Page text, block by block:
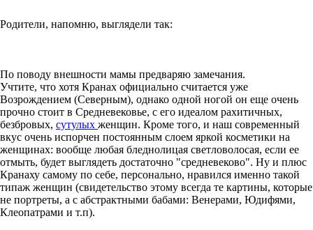
Родители, напомню, выглядели так:
По поводу внешности мамы предваряю замечания.
Учтите, что хотя Кранах официально считается уже
Возрождением (Северным), однако одной ногой он еще очень
прочно стоит в Средневековье, с его идеалом рахитичных,
безбровых, сутулых женщин. Кроме того, и наш современный
вкус очень испорчен постоянным слоем яркой косметики на
женщинах: вообще любая бледнолицая светловолосая, если ее
отмыть, будет выглядеть достаточно "средневеково". Ну и плюс
Кранаху самому по себе, персонально, нравился именно такой
типаж женщин (свидетельство этому всегда те картины, которые
не портреты, а с абстрактными бабами: Венерами, Юдифями,
Клеопатрами и т.п).